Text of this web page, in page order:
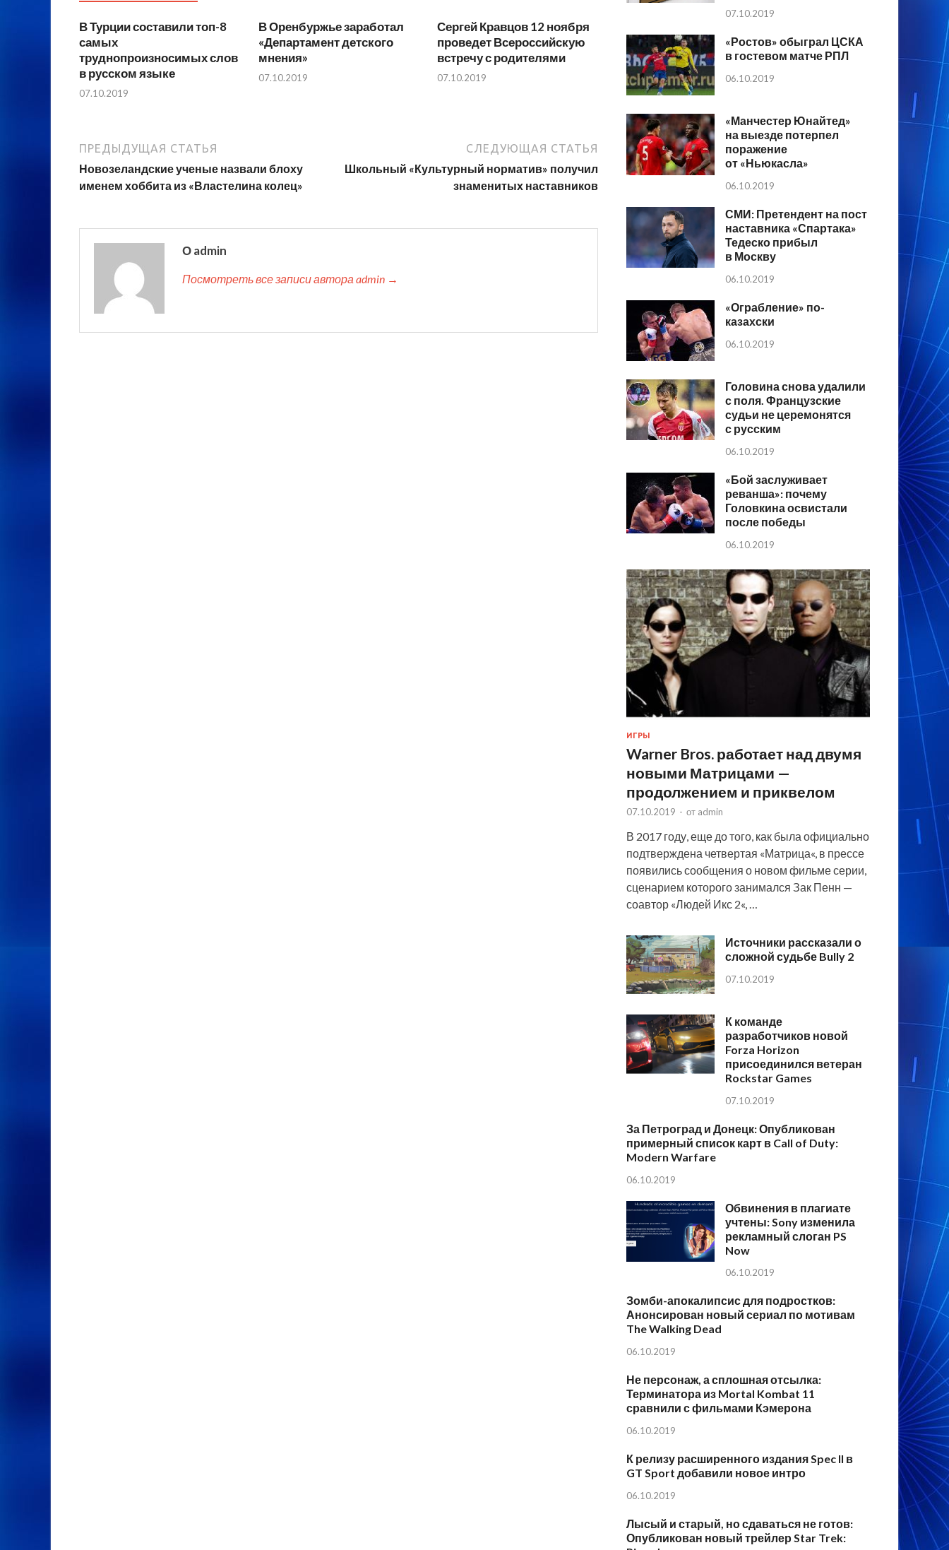
В Турции составили топ-8
самых
труднопроизносимых слов
в русском языке
07.10.2019
В Оренбуржье заработал
«Департамент детского
мнения»
07.10.2019
Сергей Кравцов 12 ноября
проведет Всероссийскую
встречу с родителями
07.10.2019
ПРЕДЫДУЩАЯ СТАТЬЯ
Новозеландские ученые назвали блоху
именем хоббита из «Властелина колец»
СЛЕДУЮЩАЯ СТАТЬЯ
Школьный «Культурный норматив» получил
знаменитых наставников
О admin
Посмотреть все записи автора admin →
07.10.2019
«Ростов» обыграл ЦСКА
в гостевом матче РПЛ
06.10.2019
«Манчестер Юнайтед»
на выезде потерпел
поражение
от «Ньюкасла»
06.10.2019
СМИ: Претендент на пост
наставника «Спартака»
Тедеско прибыл
в Москву
06.10.2019
«Ограбление» по-
казахски
06.10.2019
Головина снова удалили
с поля. Французские
судьи не церемонятся
с русским
06.10.2019
«Бой заслуживает
реванша»: почему
Головкина освистали
после победы
06.10.2019
ИГРЫ
Warner Bros. работает над двумя
новыми Матрицами —
продолжением и приквелом
07.10.2019 - от admin
В 2017 году, еще до того, как была официально
подтверждена четвертая «Матрица«, в прессе
появились сообщения о новом фильме серии,
сценарием которого занимался Зак Пенн —
соавтор «Людей Икс 2«, …
Источники рассказали о
сложной судьбе Bully 2
07.10.2019
К команде
разработчиков новой
Forza Horizon
присоединился ветеран
Rockstar Games
07.10.2019
За Петроград и Донецк: Опубликован
примерный список карт в Call of Duty:
Modern Warfare
06.10.2019
Обвинения в плагиате
учтены: Sony изменила
рекламный слоган PS
Now
06.10.2019
Зомби-апокалипсис для подростков:
Анонсирован новый сериал по мотивам
The Walking Dead
06.10.2019
Не персонаж, а сплошная отсылка:
Терминатора из Mortal Kombat 11
сравнили с фильмами Кэмерона
06.10.2019
К релизу расширенного издания Spec II в
GT Sport добавили новое интро
06.10.2019
Лысый и старый, но сдаваться не готов:
Опубликован новый трейлер Star Trek: